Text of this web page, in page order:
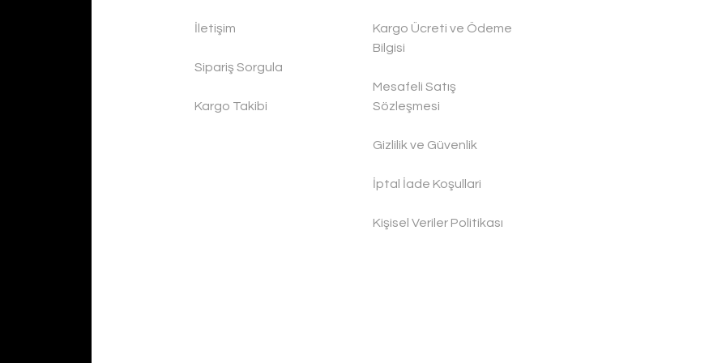
İletişim
Sipariş Sorgula
Kargo Takibi
Kargo Ücreti ve Ödeme
Bilgisi
Mesafeli Satış
Sözleşmesi
Gizlilik ve Güvenlik
İptal İade Koşullari
Kişisel Veriler Politikası